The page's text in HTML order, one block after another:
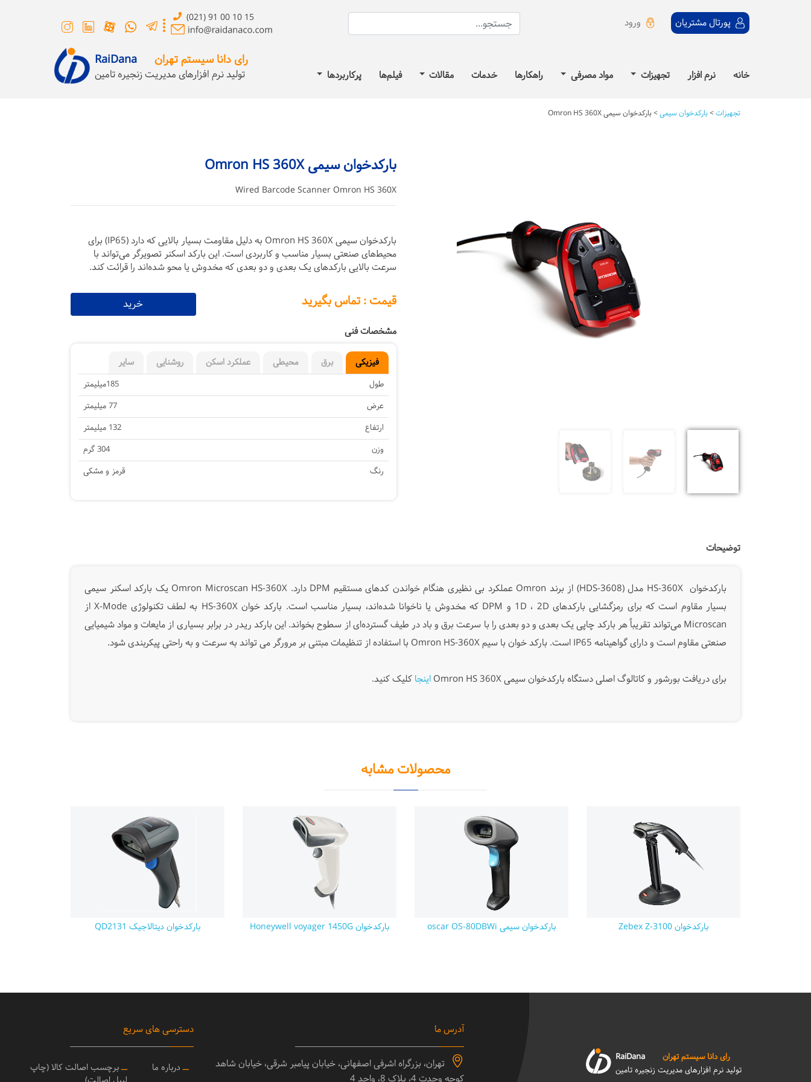
پورتال مشتریان ورود (021) 91 00 10 15
خانه نرم افزار تجهیزات مواد مصرفی راهکارها خدمات مقالات فیلم‌ها پرکاربردها
رای دانا سیستم تهران RaiDana
تولید نرم افزارهای مدیریت زنجیره تامین
تجهیزات>بارکدخوان سیمی>بارکدخوان سیمی Omron HS 360X
بارکدخوان سیمی Omron HS 360X
Wired Barcode Scanner Omron HS 360X
بارکدخوان سیمی Omron HS 360X به دلیل مقاومت بسیار بالایی که دارد (IP65) برای
محیط‌های صنعتی بسیار مناسب و کاربردی است. این بارکد اسکنر تصویرگر می‌تواند با
سرعت بالایی بارکدهای یک بعدی و دو بعدی که مخدوش یا محو شده‌اند را قرائت ‌کند.
قیمت : تماس بگیرید خرید
مشخصات فنی
فیزیکی برق محیطی عملکرد اسکن روشنایی سایر
طول
185میلیمتر
عرض
77 میلیمتر
ارتفاع
132 میلیمتر
وزن
304 گرم
رنگ
قرمز و مشکی
توضیحات
بارکدخوان HS-360X مدل ( HDS-3608
) از برند Omron عملکرد بی نظیری هنگام خواندن کدهای مستقیم DPM دارد. Omron Microscan HS-360X یک بارکد اسکنر سیمی
بسیار مقاوم است که برای رمزگشایی بارکدهای 1D ، 2D و DPM که مخدوش یا ناخوانا شده‌اند، بسیار مناسب است. بارکد خوان HS-360X به لطف تکنولوژی X-Mode از
Microscan می‌تواند تقریباً هر بارکد چاپی یک بعدی و دو بعدی را با سرعت برق و باد در طیف گسترده‌ای از سطوح بخواند. این بارکد ریدر در برابر بسیاری از مایعات و مواد شیمیایی
صنعتی مقاوم است و دارای گواهینامه IP65 است. بارکد خوان با سیم Omron HS-360X با استفاده از تنظیمات مبتنی بر مرورگر می تواند به سرعت و به راحتی پیکربندی شود.
برای دریافت بورشور و کاتالوگ اصلی دستگاه بارکدخوان سیمی Omron HS 360X اینجا کلیک کنید.
محصولات مشابه
بارکدخوان Zebex Z-3100 بارکدخوان سیمی oscar OS-80DBWi بارکدخوان Honeywell voyager 1450G بارکدخوان دیتالاجیک QD2131
رای دانا سیستم تهران
RaiDana
تولید نرم افزارهای مدیریت زنجیره تامین
آدرس ما
تهران، بزرگراه اشرفی اصفهانی، خیابان پیامبر شرقی، خیابان شاهد
دسترسی های سریع
ــ درباره ما ــبرچسب اصالت کالا (چاپ